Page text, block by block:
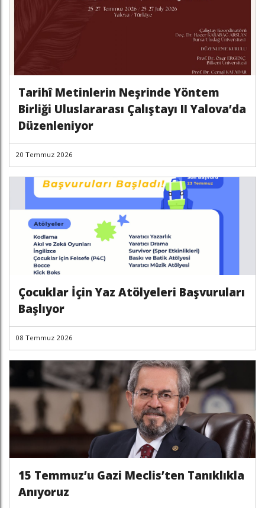
Tarihî Metinlerin Neşrinde Yöntem
Birliği Uluslararası Çalıştayı II Yalova’da
Düzenleniyor
20 Temmuz 2026
Çocuklar İçin Yaz Atölyeleri Başvuruları
Başlıyor
08 Temmuz 2026
15 Temmuz’u Gazi Meclis’ten Tanıklıkla
Anıyoruz